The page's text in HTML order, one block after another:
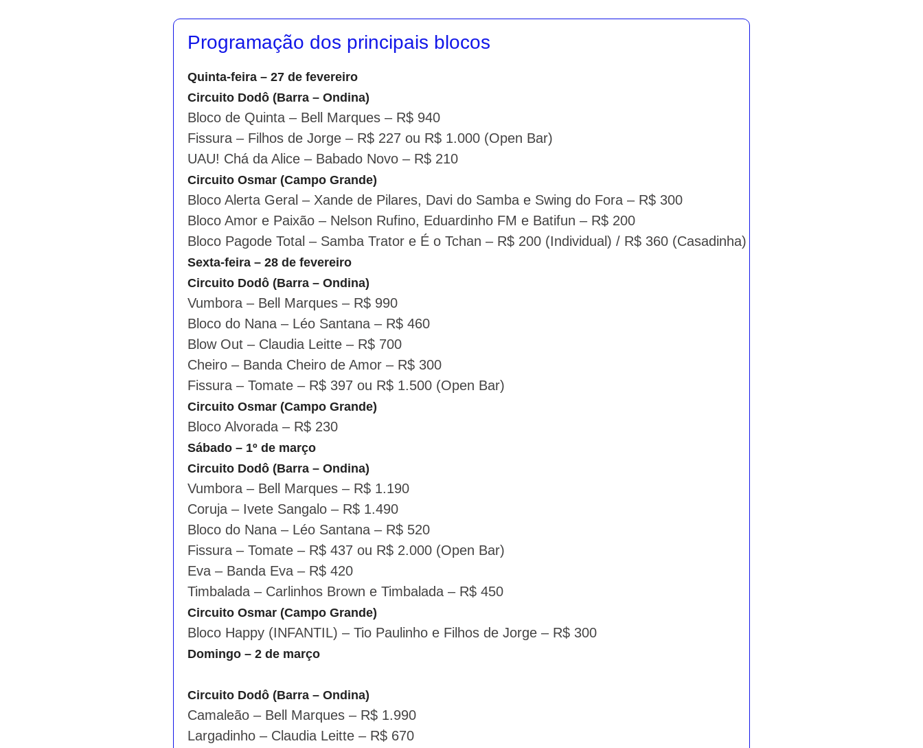
Programação dos principais blocos
Quinta-feira – 27 de fevereiro
Circuito Dodô (Barra – Ondina)
Bloco de Quinta – Bell Marques – R$ 940
Fissura – Filhos de Jorge – R$ 227 ou R$ 1.000 (Open Bar)
UAU! Chá da Alice – Babado Novo – R$ 210
Circuito Osmar (Campo Grande)
Bloco Alerta Geral – Xande de Pilares, Davi do Samba e Swing do Fora – R$ 300
Bloco Amor e Paixão – Nelson Rufino, Eduardinho FM e Batifun – R$ 200
Bloco Pagode Total – Samba Trator e É o Tchan – R$ 200 (Individual) / R$ 360 (Casadinha)
Sexta-feira – 28 de fevereiro
Circuito Dodô (Barra – Ondina)
Vumbora – Bell Marques – R$ 990
Bloco do Nana – Léo Santana – R$ 460
Blow Out – Claudia Leitte – R$ 700
Cheiro – Banda Cheiro de Amor – R$ 300
Fissura – Tomate – R$ 397 ou R$ 1.500 (Open Bar)
Circuito Osmar (Campo Grande)
Bloco Alvorada – R$ 230
Sábado – 1º de março
Circuito Dodô (Barra – Ondina)
Vumbora – Bell Marques – R$ 1.190
Coruja – Ivete Sangalo – R$ 1.490
Bloco do Nana – Léo Santana – R$ 520
Fissura – Tomate – R$ 437 ou R$ 2.000 (Open Bar)
Eva – Banda Eva – R$ 420
Timbalada – Carlinhos Brown e Timbalada – R$ 450
Circuito Osmar (Campo Grande)
Bloco Happy (INFANTIL) – Tio Paulinho e Filhos de Jorge – R$ 300
Domingo – 2 de março
Circuito Dodô (Barra – Ondina)
Camaleão – Bell Marques – R$ 1.990
Largadinho – Claudia Leitte – R$ 670